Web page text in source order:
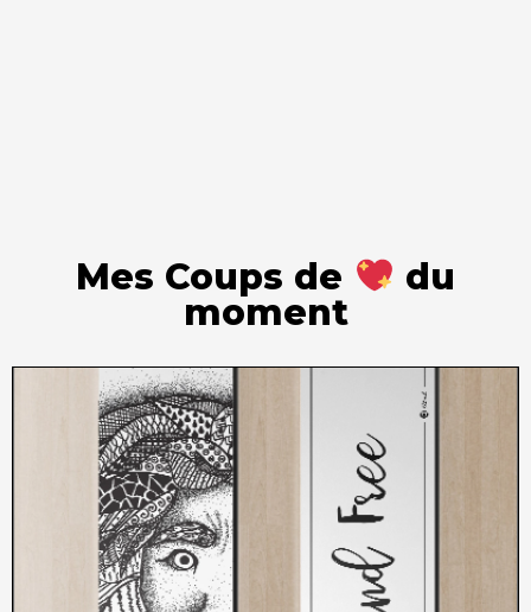
Mes Coups de
du
moment